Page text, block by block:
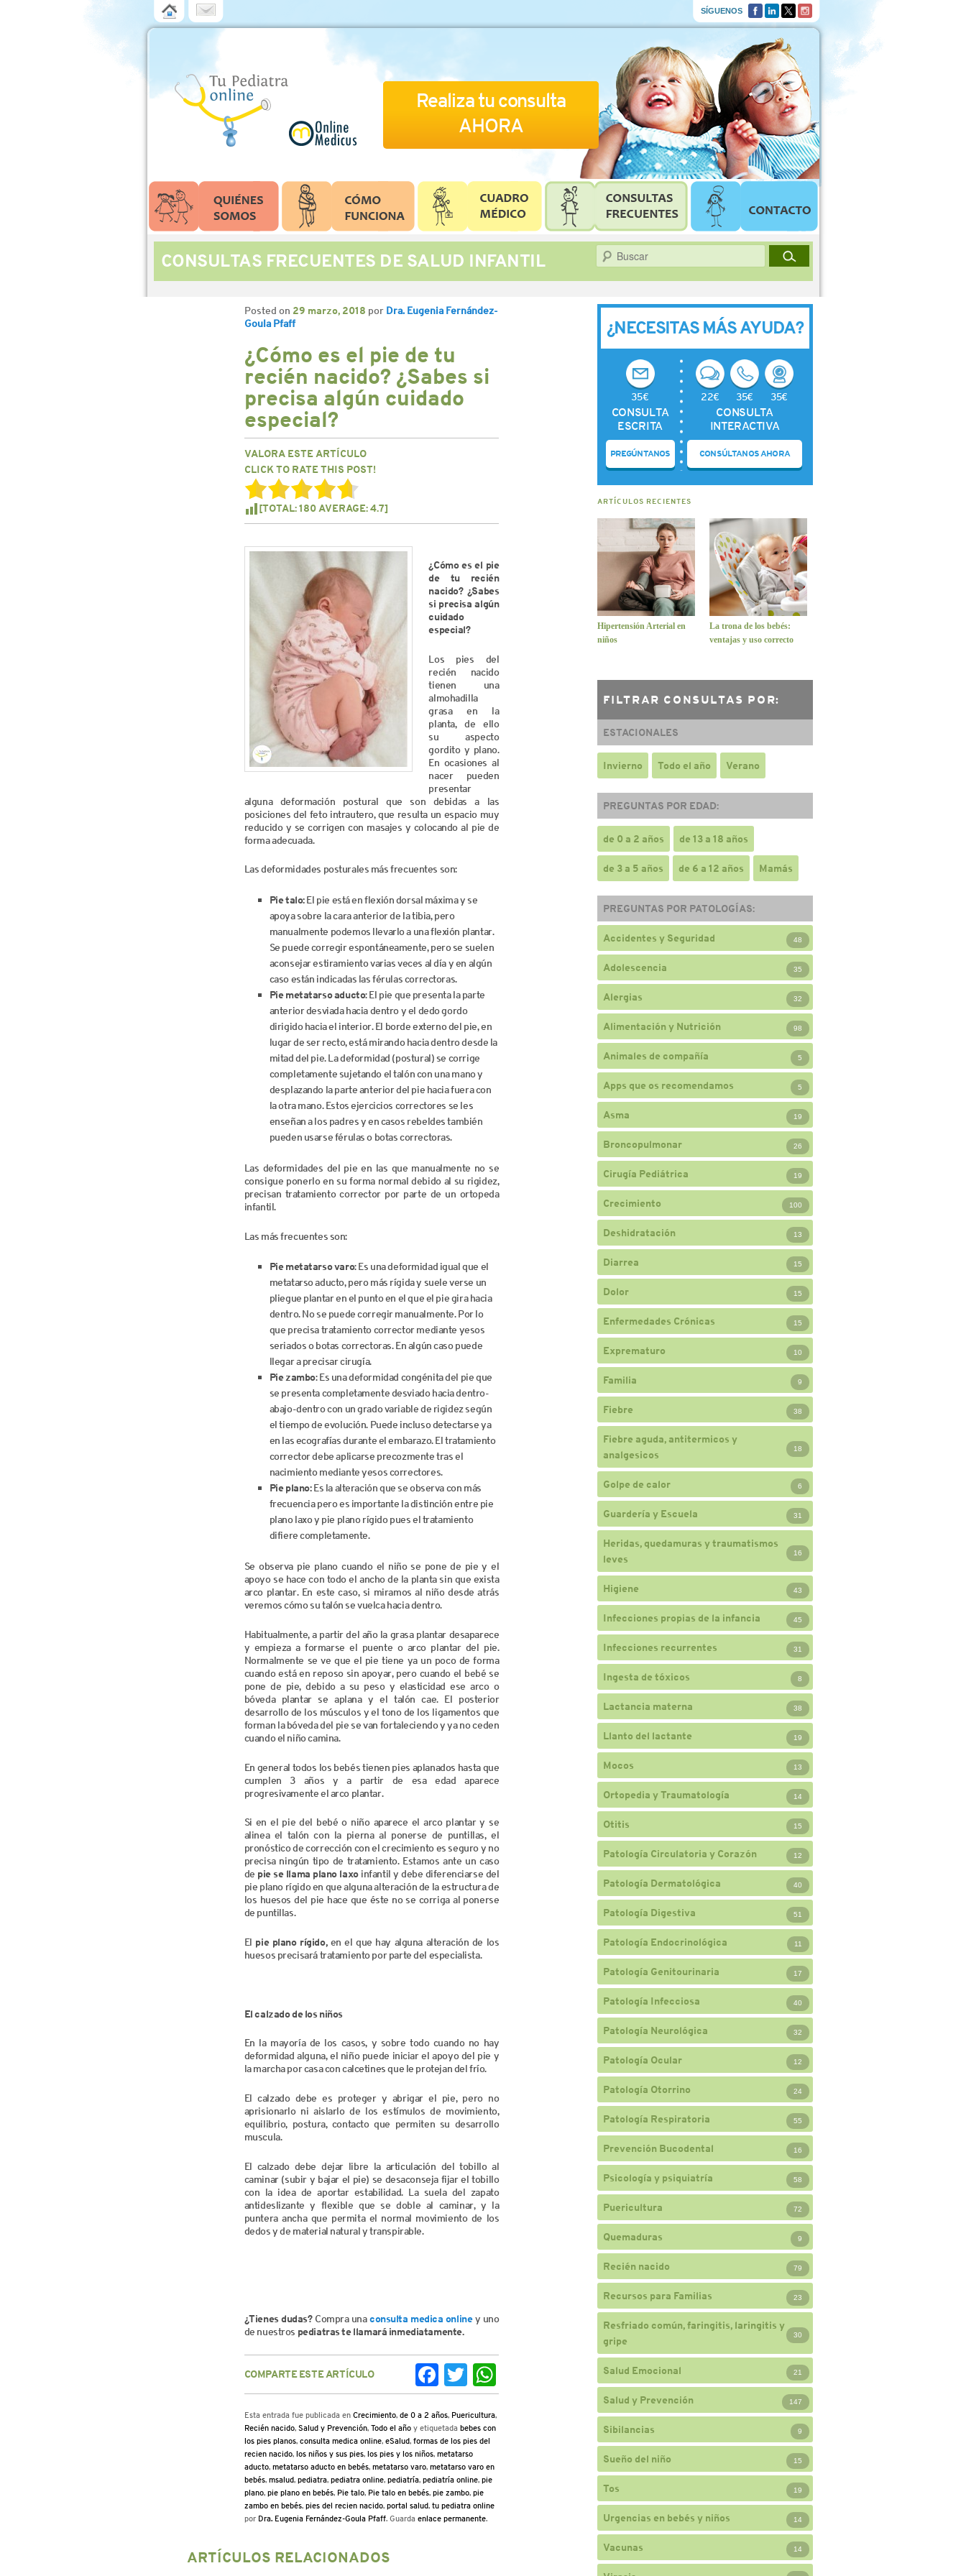
SÍGUENOS
Realiza tu consulta
AHORA
CONSULTAS FRECUENTES DE SALUD INFANTIL Buscar
Posted on 29 marzo, 2018 por Dra. Eugenia Fernández-
Goula Pfaff
¿Cómo es el pie de tu
recién nacido? ¿Sabes si
precisa algún cuidado
especial?
VALORA ESTE ARTÍCULO
CLICK TO RATE THIS POST!
[TOTAL:180AVERAGE:4.7]
¿Cómo es el pie
de tu recién
nacido? ¿Sabes
si precisa algún
cuidado
especial?
Los pies del
recién nacido
tienen una
almohadilla
grasa en la
planta, de ello
su aspecto
gordito y plano.
En ocasiones al
nacer pueden
presentar
alguna deformación postural que son debidas a las
posiciones del feto intrautero, que resulta un espacio muy
reducido y se corrigen con masajes y colocando al pie de
forma adecuada.
Las deformidades posturales más frecuentes son:
Pie talo:El pie está en flexión dorsal máxima y se
apoya sobre la cara anterior de la tibia, pero
manualmente podemos llevarlo a una flexión plantar.
Se puede corregir espontáneamente, pero se suelen
aconsejar estiramiento varias veces al día y en algún
caso están indicadas las férulas correctoras.
Pie metatarso aducto: El pie que presenta la parte
anterior desviada hacia dentro y el dedo gordo
dirigido hacia el interior. El borde externo del pie, en
lugar de ser recto, está mirando hacia dentro desde la
mitad del pie. La deformidad (postural) se corrige
completamente sujetando el talón con una mano y
desplazando la parte anterior del pie hacia fuera con
la otra mano. Estos ejercicios correctores se les
enseñan a los padres y en casos rebeldes también
pueden usarse férulas o botas correctoras.
Las deformidades del pie en las que manualmente no se
consigue ponerlo en su forma normal debido al su rigidez,
precisan tratamiento corrector por parte de un ortopeda
infantil.
Las más frecuentes son:
Pie metatarso varo: Es una deformidad igual que el
metatarso aducto, pero más rígida y suele verse un
pliegue plantar en el punto en el que el pie gira hacia
dentro. No se puede corregir manualmente. Por lo
que precisa tratamiento corrector mediante yesos
seriados o botas correctoras. En algún caso puede
llegar a precisar cirugía.
Pie zambo: Es una deformidad congénita del pie que
se presenta completamente desviado hacia dentro-
abajo-dentro con un grado variable de rigidez según
el tiempo de evolución. Puede incluso detectarse ya
en las ecografías durante el embarazo. El tratamiento
corrector debe aplicarse precozmente tras el
nacimiento mediante yesos correctores.
Pie plano:Es la alteración que se observa con más
frecuencia pero es importante la distinción entre pie
plano laxo y pie plano rígido pues el tratamiento
difiere completamente.
Se observa pie plano cuando el niño se pone de pie y el
apoyo se hace con todo el ancho de la planta sin que exista
arco plantar. En este caso, si miramos al niño desde atrás
veremos cómo su talón se vuelca hacia dentro.
Habitualmente, a partir del año la grasa plantar desaparece
y empieza a formarse el puente o arco plantar del pie.
Normalmente se ve que el pie tiene ya un poco de forma
cuando está en reposo sin apoyar, pero cuando el bebé se
pone de pie, debido a su peso y elasticidad ese arco o
bóveda plantar se aplana y el talón cae. El posterior
desarrollo de los músculos y el tono de los ligamentos que
forman la bóveda del pie se van fortaleciendo y ya no ceden
cuando el niño camina.
En general todos los bebés tienen pies aplanados hasta que
cumplen 3 años y a partir de esa edad aparece
progresivamente el arco plantar.
Si en el pie del bebé o niño aparece el arco plantar y se
alinea el talón con la pierna al ponerse de puntillas, el
pronóstico de corrección con el crecimiento es seguro y no
precisa ningún tipo de tratamiento. Estamos ante un caso
de pie se llama plano laxoinfantil y debe diferenciarse del
pie plano rígido en que alguna alteración de la estructura de
los huesos del pie hace que éste no se corriga al ponerse
de puntillas.
El pie plano rígido, en el que hay alguna alteración de los
huesos precisará tratamiento por parte del especialista.
El calzado de los niños
En la mayoría de los casos, y sobre todo cuando no hay
deformidad alguna, el niño puede iniciar el apoyo del pie y
la marcha por casa con calcetines que le protejan del frío.
El calzado debe es proteger y abrigar el pie, pero no
aprisionarlo ni aislarlo de los estímulos de movimiento,
equilibrio, postura, contacto que permiten su desarrollo
muscula.
El calzado debe dejar libre la articulación del tobillo al
caminar (subir y bajar el pie) se desaconseja fijar el tobillo
con la idea de aportar estabilidad. La suela del zapato
antideslizante y flexible que se doble al caminar, y la
puntera ancha que permita el normal movimiento de los
dedos y de material natural y transpirable.
¿Tienes dudas?Compra unaconsulta medica online y uno
de nuestros pediatras te llamará inmediatamente.
COMPARTE ESTE ARTÍCULO FacebookTwitter
Esta entrada fue publicada en Crecimiento, de 0 a 2 años, Puericultura,
Recién nacido, Salud y Prevención, Todo el añoy etiquetada bebes con
los pies planos, consulta medica online, eSalud, formas de los pies del
recien nacido, los niños y sus pies, los pies y los niños, metatarso
aducto, metatarso aducto en bebés, metatarso varo, metatarso varo en
bebés, msalud, pediatra, pediatra online, pediatría, pediatría online, pie
plano, pie plano en bebés, Pie talo, Pie talo en bebés, pie zambo, pie
zambo en bebés, pies del recien nacido, portal salud, tu pediatra online
por Dra. Eugenia Fernández-Goula Pfaff. Guarda enlace permanente.
ARTÍCULOS RELACIONADOS
¿NECESITAS MÁS AYUDA?
35€
CONSULTA
ESCRITA
PREGÚNTANOS
22€ 35€ 35€
CONSULTA
INTERACTIVA
CONSÚLTANOS AHORA
ARTÍCULOS RECIENTES
Hipertensión Arterial en
niños
La trona de los bebés:
ventajas y uso correcto
FILTRAR CONSULTAS POR:
ESTACIONALES
Invierno Todo el año Verano
PREGUNTAS POR EDAD:
de 0 a 2 años de 13 a 18 años
de 3 a 5 años de 6 a 12 años Mamás
PREGUNTAS POR PATOLOGÍAS:
Accidentes y Seguridad 48
Adolescencia 35
Alergias 32
Alimentación y Nutrición 98
Animales de compañía 5
Apps que os recomendamos 5
Asma 19
Broncopulmonar 26
Cirugía Pediátrica 19
Crecimiento 100
Deshidratación 13
Diarrea 15
Dolor 15
Enfermedades Crónicas 15
Exprematuro 10
Familia 9
Fiebre 38
Fiebre aguda, antitermicos y
analgesicos
18
Golpe de calor 6
Guardería y Escuela 31
Heridas, quedamuras y traumatismos
leves
16
Higiene 43
Infecciones propias de la infancia 45
Infecciones recurrentes 31
Ingesta de tóxicos 8
Lactancia materna 38
Llanto del lactante 19
Mocos 13
Ortopedia y Traumatología 14
Otitis 15
Patología Circulatoria y Corazón 12
Patología Dermatológica 40
Patología Digestiva 51
Patología Endocrinológica 11
Patología Genitourinaria 17
Patología Infecciosa 40
Patología Neurológica 32
Patología Ocular 12
Patología Otorrino 24
Patología Respiratoria 55
Prevención Bucodental 16
Psicología y psiquiatría 58
Puericultura 72
Quemaduras 9
Recién nacido 79
Recursos para Familias 23
Resfriado común, faringitis, laringitis y
gripe
30
Salud Emocional 21
Salud y Prevención 147
Sibilancias 9
Sueño del niño 15
Tos 19
Urgencias en bebés y niños 14
Vacunas 14